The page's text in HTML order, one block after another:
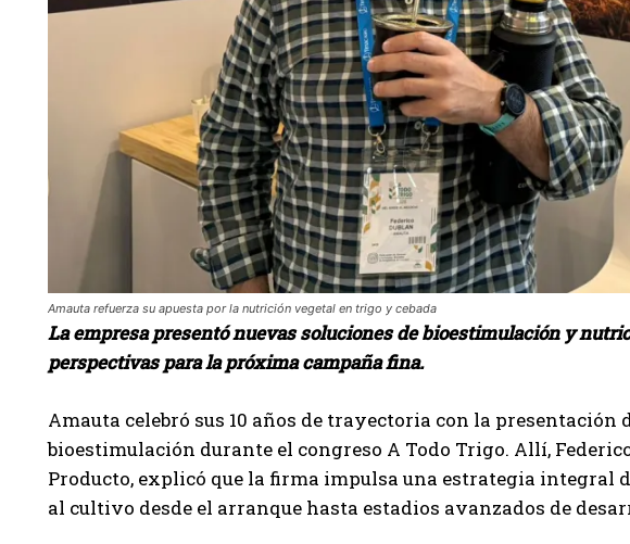
Amauta refuerza su apuesta por la nutrición vegetal en trigo y cebada
La empresa presentó nuevas soluciones de bioestimulación y
perspectivas para la próxima campaña fina.
Amauta celebró sus 10 años de trayectoria con la
bioestimulación durante el congreso A Todo Trigo. Allí,
Producto, explicó que la firma impulsa una estrategia integral
al cultivo desde el arranque hasta estadios avanzados de